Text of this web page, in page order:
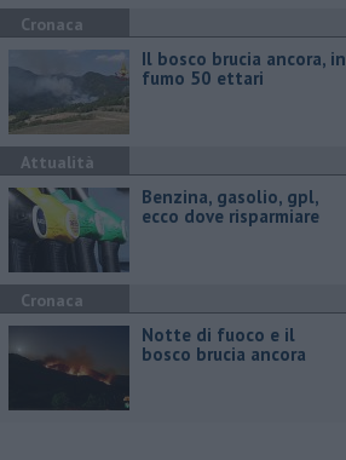
Cronaca
Il bosco brucia ancora, in
fumo 50 ettari
Attualità
​Benzina, gasolio, gpl,
ecco dove risparmiare
Cronaca
Notte di fuoco e il
bosco brucia ancora